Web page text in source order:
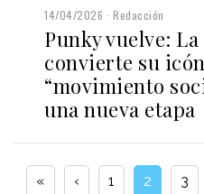
14/04/2026 Redacción
Punky vuelve:
convierte su
“movimiento
una nueva etapa
« ‹ 1 2 3